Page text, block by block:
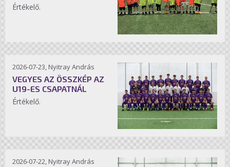
Értékelő.
2026-07-23, Nyitray András
VEGYES AZ ÖSSZKÉP AZ
U19-ES CSAPATNÁL
Értékelő.
2026-07-22, Nyitray András